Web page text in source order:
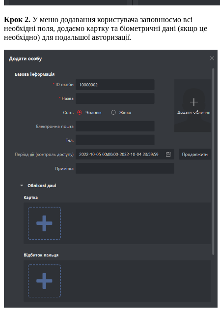
Крок 2. У меню додавання користувача заповнюємо всі
необхідні поля, додаємо картку та біометричні дані (якщо це
необхідно) для подальшої авторизації.